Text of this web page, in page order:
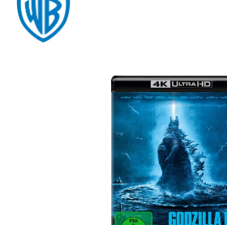
Bildergalerie überspringen